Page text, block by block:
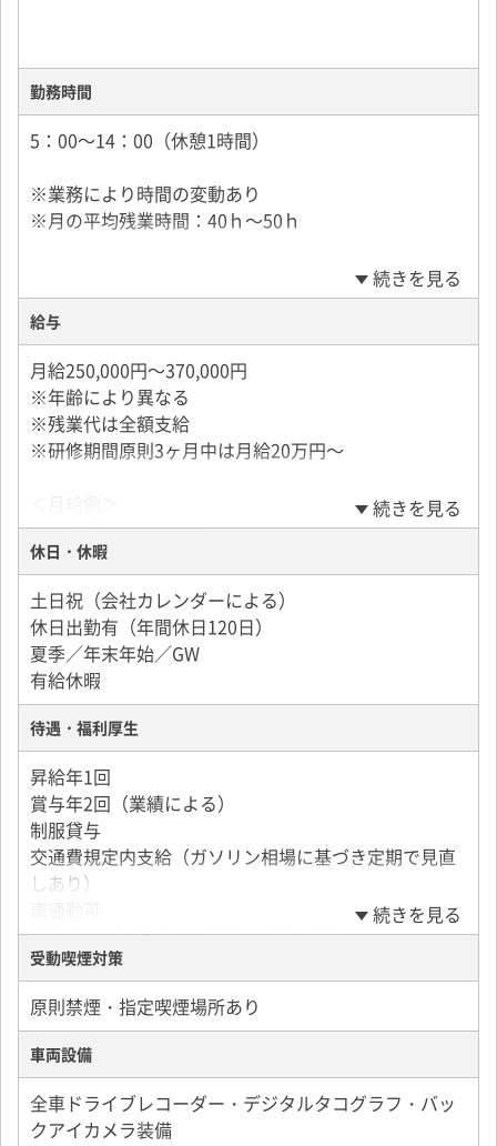
勤務時間
5：00～14：00（休憩1時間）
※業務により時間の変動あり
※月の平均残業時間：40ｈ～50ｈ
続きを見る
給与
月給250,000円～370,000円
※年齢により異なる
※残業代は全額支給
※研修期間原則3ヶ月中は月給20万円～
35歳／月給323,000円
40歳／月給360,000円
※月21日勤務／大型ドライバー
＜年収例＞
年収480万円（40代／入社3年目／配偶者あり）
続きを見る
休日・休暇
土日祝（会社カレンダーによる）
休日出勤有（年間休日120日）
夏季／年末年始／GW
有給休暇
待遇・福利厚生
昇給年1回
賞与年2回（業績による）
制服貸与
交通費規定内支給（ガソリン相場に基づき定期で見直
しあり）
家族手当（配偶者16000円、子5000円）
退職金制度
休日運行手当（1000円/日～3000円/日）
長期勤続表彰制度（10年～）
優良運転者表彰制度（3年～）
年間無事故表彰制度
出産祝金（第一子3万円、第二子5万円、第三子10万
円、第四子15万円）
続きを見る
受動喫煙対策
原則禁煙・指定喫煙場所あり
車両設備
全車ドライブレコーダー・デジタルタコグラフ・バッ
クアイカメラ装備